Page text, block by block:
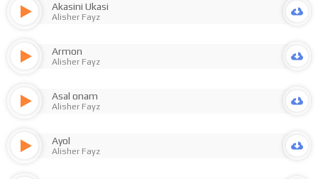
Akasini Ukasi
Alisher Fayz
Armon
Alisher Fayz
Asal onam
Alisher Fayz
Ayol
Alisher Fayz